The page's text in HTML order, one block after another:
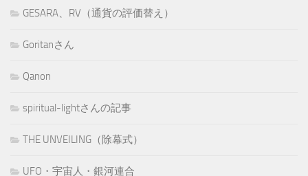
GESARA、RV（通貨の評価替え）
Goritanさん
Qanon
spiritual-lightさんの記事
THE UNVEILING（除幕式）
UFO・宇宙人・銀河連合